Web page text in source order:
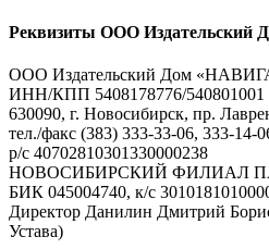
Реквизиты ООО Издательский
ООО Издательский Дом
ИНН/КПП 5408178776/540801001
630090, г. Новосибирск, пр.
тел./факс (383) 333-33-06, 333-14-
р/с 40702810301330000238
НОВОСИБИРСКИЙ ФИЛИАЛ
БИК 045004740, к/с
Директор Данилин Дмитрий
Устава)